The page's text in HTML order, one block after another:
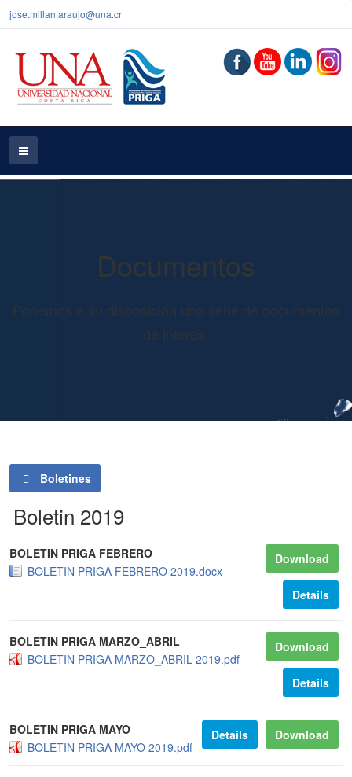
jose.millan.araujo@una.cr
Documentos
Ponemos a su disposición una serie de documentos
de interés.
Boletines
Boletin 2019
BOLETIN PRIGA FEBRERO
BOLETIN PRIGA FEBRERO 2019.docx
Download
Details
BOLETIN PRIGA MARZO_ABRIL
BOLETIN PRIGA MARZO_ABRIL 2019.pdf
Download
Details
BOLETIN PRIGA MAYO
BOLETIN PRIGA MAYO 2019.pdf
Download
Details